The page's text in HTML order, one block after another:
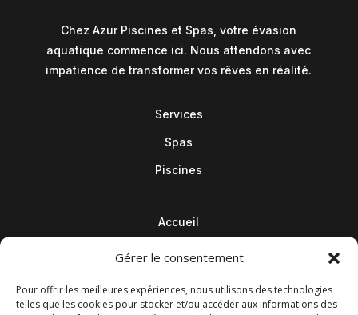
Gérer le consentement
Pour offrir les meilleures expériences, nous utilisons des technologies
telles que les cookies pour stocker et/ou accéder aux informations des
Chez Azur Piscines et Spas, votre évasion
aquatique commence ici. Nous attendons avec
impatience de transformer vos rêves en réalité.
Services
Spas
Piscines
Accueil